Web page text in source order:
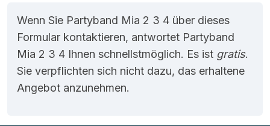
Wenn Sie Partyband Mia 2 3 4 über dieses
Formular kontaktieren, antwortet Partyband
Mia 2 3 4 Ihnen schnellstmöglich. Es ist gratis.
Sie verpflichten sich nicht dazu, das erhaltene
Angebot anzunehmen.